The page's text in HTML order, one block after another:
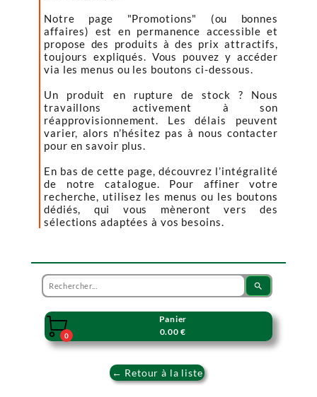
Notre page "Promotions" (ou bonnes
affaires) est en permanence accessible et
propose des produits à des prix attractifs,
toujours expliqués. Vous pouvez y accéder
via les menus ou les boutons ci-dessous.
Un produit en rupture de stock ? Nous
travaillons activement à son
réapprovisionnement. Les délais peuvent
varier, alors n’hésitez pas à nous contacter
pour en savoir plus.
En bas de cette page, découvrez l’intégralité
de notre catalogue. Pour affiner votre
recherche, utilisez les menus ou les boutons
dédiés, qui vous mèneront vers des
sélections adaptées à vos besoins.
search

0
Panier
0.00 €
← Retour à la liste